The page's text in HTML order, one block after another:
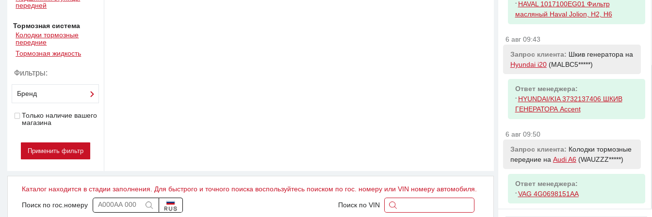
передней
Тормозная система
Колодки тормозные
передние
Тормозная жидкость
Фильтры:
Бренд
Только наличие вашего
магазина
Каталог находится в стадии заполнения. Для быстрого и точного поиска воспользуйтесь поиском по гос. номеру или VIN номеру автомобиля.
Поиск по гос.номеру Поиск по VIN
- HAVAL 1017100EG01 Фильтр
масляный Haval Jolion, H2, H6
6 авг 09:43
Запрос клиента: Шкив генератора на
Hyundai i20(MALBC5*****)
Ответ менеджера:
- HYUNDAI/KIA 3732137406 ШКИВ
ГЕНЕРАТОРА Accent
6 авг 09:50
Запрос клиента: Колодки тормозные
передние на Audi A6(WAUZZZ*****)
Ответ менеджера:
- VAG 4G0698151AA